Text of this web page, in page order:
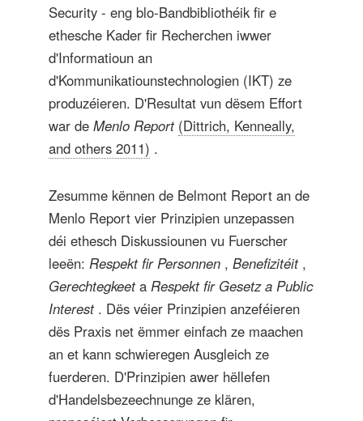
Security - eng blo-Bandbibliothéik fir e
ethesche Kader fir Recherchen iwwer
d'Informatioun an
d'Kommunikatiounstechnologien (IKT) ze
produzéieren. D'Resultat vun dësem Effort
war de Menlo Report (Dittrich, Kenneally,
and others 2011) .
Zesumme kënnen de Belmont Report an de
Menlo Report vier Prinzipien unzepassen
déi ethesch Diskussiounen vu Fuerscher
leeën: Respekt fir Personnen , Benefizitéit,
Gerechtegkeeta Respekt fir Gesetz a Public
Interest. Dës véier Prinzipien anzeféieren
dës Praxis net ëmmer einfach ze maachen
an et kann schwieregen Ausgleich ze
fuerderen. D'Prinzipien awer hëllefen
d'Handelsbezeechnunge ze klären,